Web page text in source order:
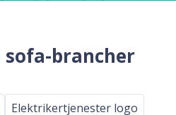
sofa-brancher
Elektrikertjenester logo